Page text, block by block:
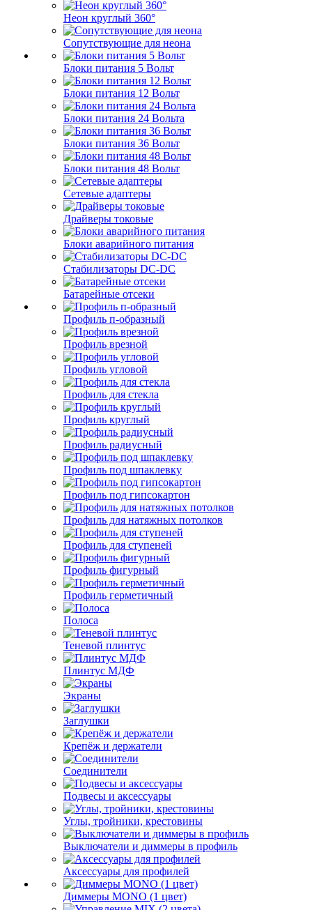
Неон круглый 360°
Сопутствующие для неона
Блоки питания 5 Вольт
Блоки питания 12 Вольт
Блоки питания 24 Вольта
Блоки питания 36 Вольт
Блоки питания 48 Вольт
Сетевые адаптеры
Драйверы токовые
Блоки аварийного питания
Стабилизаторы DC-DC
Батарейные отсеки
Профиль п-образный
Профиль врезной
Профиль угловой
Профиль для стекла
Профиль круглый
Профиль радиусный
Профиль под шпаклевку
Профиль под гипсокартон
Профиль для натяжных потолков
Профиль для ступеней
Профиль фигурный
Профиль герметичный
Полоса
Теневой плинтус
Плинтус МДФ
Экраны
Заглушки
Крепёж и держатели
Соединители
Подвесы и аксессуары
Углы, тройники, крестовины
Выключатели и диммеры в профиль
Аксессуары для профилей
Диммеры MONO (1 цвет)